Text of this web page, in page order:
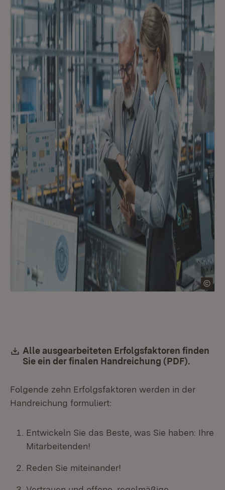
Download:
Alle ausgearbeiteten Erfolgsfaktoren finden
Sie ein der finalen Handreichung (PDF).
Folgende zehn Erfolgsfaktoren werden in der
Handreichung formuliert:
Entwickeln Sie das Beste, was Sie haben: Ihre
Mitarbeitenden!
Reden Sie miteinander!